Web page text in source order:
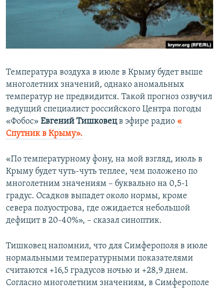
ПОБЕДИТЕЛЕЙ НЕ СУДЯТ?
ПРИСОЕДИНЯЙТЕСЬ!
Все сайты RFE/RL
Температура воздуха в июле в Крыму будет выше
многолетних значений, однако аномальных
температур не предвидится. Такой прогноз озвучил
ведущий специалист российского Центра погоды
«Фобос»​ Евгений Тишковецв эфире радио «​
Спутник в Крыму»​.
«По температурному фону, на мой взгляд, июль в
Крыму будет чуть-чуть теплее, чем положено по
многолетним значениям – буквально на 0,5-1
градус. Осадков выпадет около нормы, кроме
севера полуострова, где ожидается небольшой
дефицит в 20-40%», – сказал синоптик.
Тишковец напомнил, что для Симферополя в июле
нормальными температурными показателями
считаются +16,5 градусов ночью и +28,9 днем.
Согласно многолетним значениям, в Симферополе